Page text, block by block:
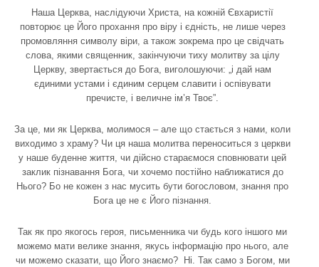
Наша Церква, наслідуючи Христа, на кожній Євхаристії
повторює це Його прохання про віру і єдність, не лише через
промовляння символу віри, а також зокрема про це свідчать
слова, якими священник, закінчуючи тиху молитву за цілу
Церкву, звертається до Бога, виголошуючи: „і дай нам
єдиними устами і єдиним серцем славити і оспівувати
пречисте, і величне ім’я Твоє”.
За це, ми як Церква, молимося – але що стається з нами, коли
виходимо з храму? Чи ця наша молитва переноситься з церкви
у наше буденне життя, чи дійсно стараємося сповнювати цей
заклик пізнавання Бога, чи хочемо постійно наближатися до
Нього? Бо не кожен з нас мусить бути богословом, знання про
Бога це не є Його пізнання.
Так як про якогось героя, письменника чи будь кого іншого ми
можемо мати велике знання, якусь інформацію про нього, але
чи можемо сказати, що Його знаємо? Ні. Так само з Богом, ми